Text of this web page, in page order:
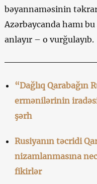
bəyannaməsinin
Azərbaycanda hamı
anlayır – o vurğulayıb.
“Dağlıq Qarabağın
ermənilərinin
şərh
Rusiyanın təcridi
nizamlanmasına
fikirlər